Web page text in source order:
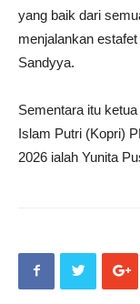
yang baik dari
menjalankan
Sandyya.
Sementara itu
Islam Putri (Kopri)
2026 ialah Yunita